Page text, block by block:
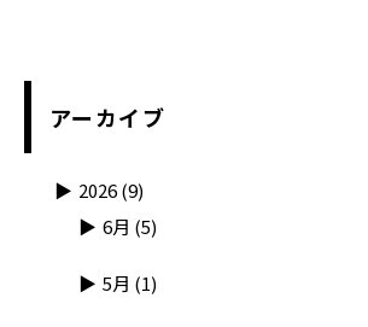
アーカイブ
2026(9)
6月 (5)
5月 (1)